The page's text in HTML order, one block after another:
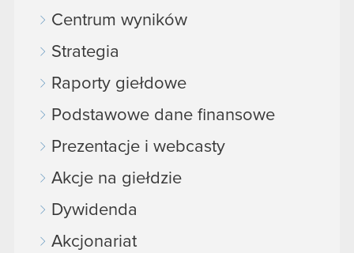
Centrum wyników
Strategia
Raporty giełdowe
Podstawowe dane finansowe
Prezentacje i webcasty
Akcje na giełdzie
Dywidenda
Akcjonariat